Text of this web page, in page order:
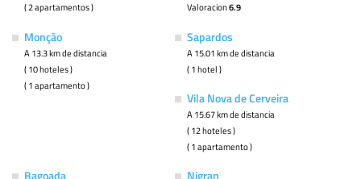
( 2 apartamentos )
Valoracion6.9
Monção
A 13.3 km de distancia
( 10 hoteles )
( 1 apartamento )
Sapardos
A 15.01 km de distancia
( 1 hotel )
Vila Nova de Cerveira
A 15.67 km de distancia
( 12 hoteles )
( 1 apartamento )
Bagoada Nigran